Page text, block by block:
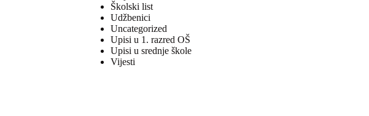
Školski list
Udžbenici
Uncategorized
Upisi u 1. razred OŠ
Upisi u srednje škole
Vijesti